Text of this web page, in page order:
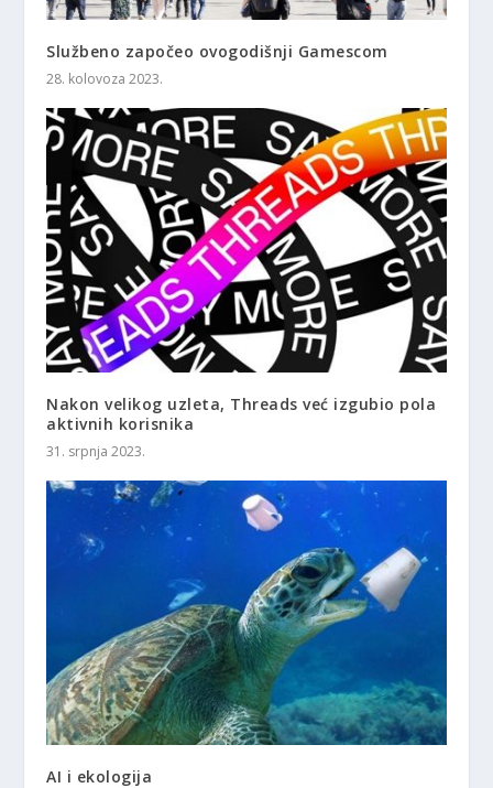
Službeno započeo ovogodišnji Gamescom
28. kolovoza 2023.
Nakon velikog uzleta, Threads već izgubio pola
aktivnih korisnika
31. srpnja 2023.
AI i ekologija